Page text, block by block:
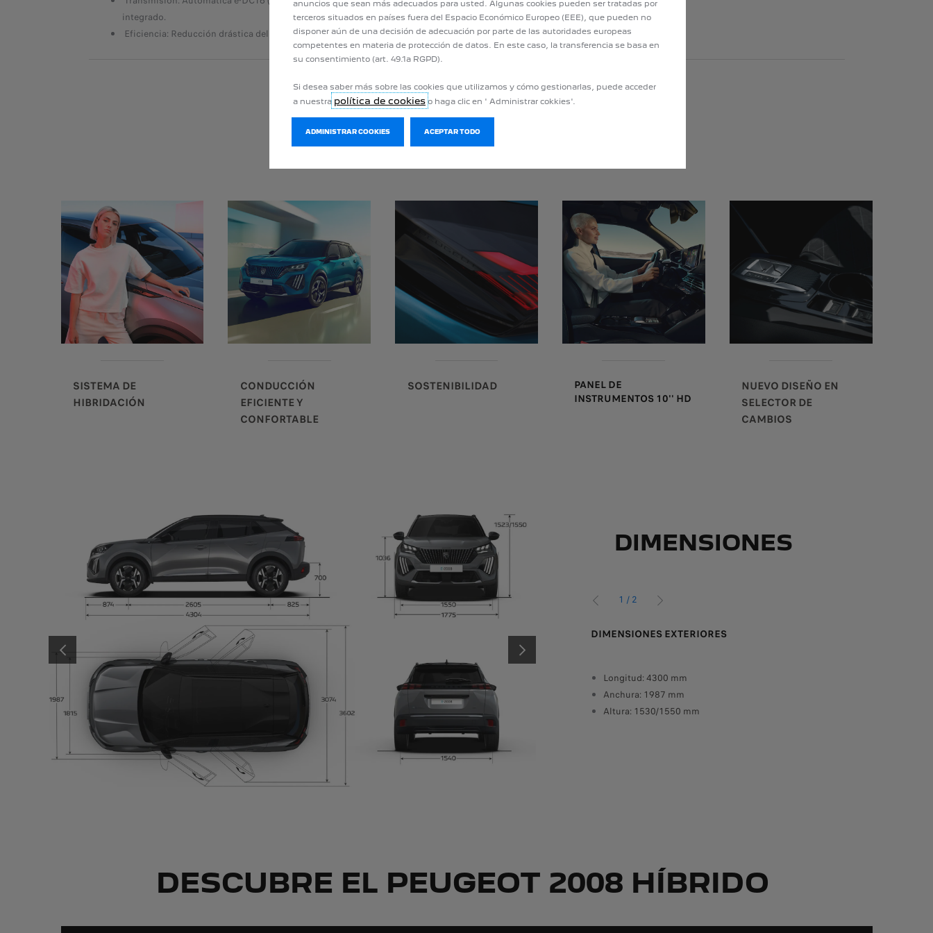
integrado.
Eficiencia: Reducción drástica del consumo sin necesidad de enchufar.
LAS PRINCIPALES VENTAJAS
DE TU PEUGEOT 2008 HÍBRIDO
SISTEMA DE
HIBRIDACIÓN
CONDUCCIÓN
EFICIENTE Y
CONFORTABLE
SOSTENIBILIDAD
PANEL DE
INSTRUMENTOS 10'' HD
NUEVO DISEÑO EN
SELECTOR DE
CAMBIOS
ANTERIOR PRÓXIMO
DIMENSIONES
Delantera (Fila 1)
Anchura de codos: 1370 mm
Altura tronco: 14° :906mm
Trasera (Fila 2)
Altura de codos: 1370 mm
Espacio para las rodillas: 238.5 mm
DIMENSIONES EXTERIORES
Longitud: 4300 mm
Anchura: 1987 mm
Altura: 1530/1550 mm
1 / 2
DESCUBRE EL PEUGEOT 2008 HÍBRIDO
anuncios que sean más adecuados para usted. Algunas cookies pueden ser tratadas por
terceros situados en países fuera del Espacio Económico Europeo (EEE), que pueden no
disponer aún de una decisión de adecuación por parte de las autoridades europeas
competentes en materia de protección de datos. En este caso, la transferencia se basa en
su consentimiento (art. 49.1a RGPD).
Si desea saber más sobre las cookies que utilizamos y cómo gestionarlas, puede acceder
a nuestra política de cookies o haga clic en ' Administrar cokkies'.
ADMINISTRAR COOKIES ACEPTAR TODO